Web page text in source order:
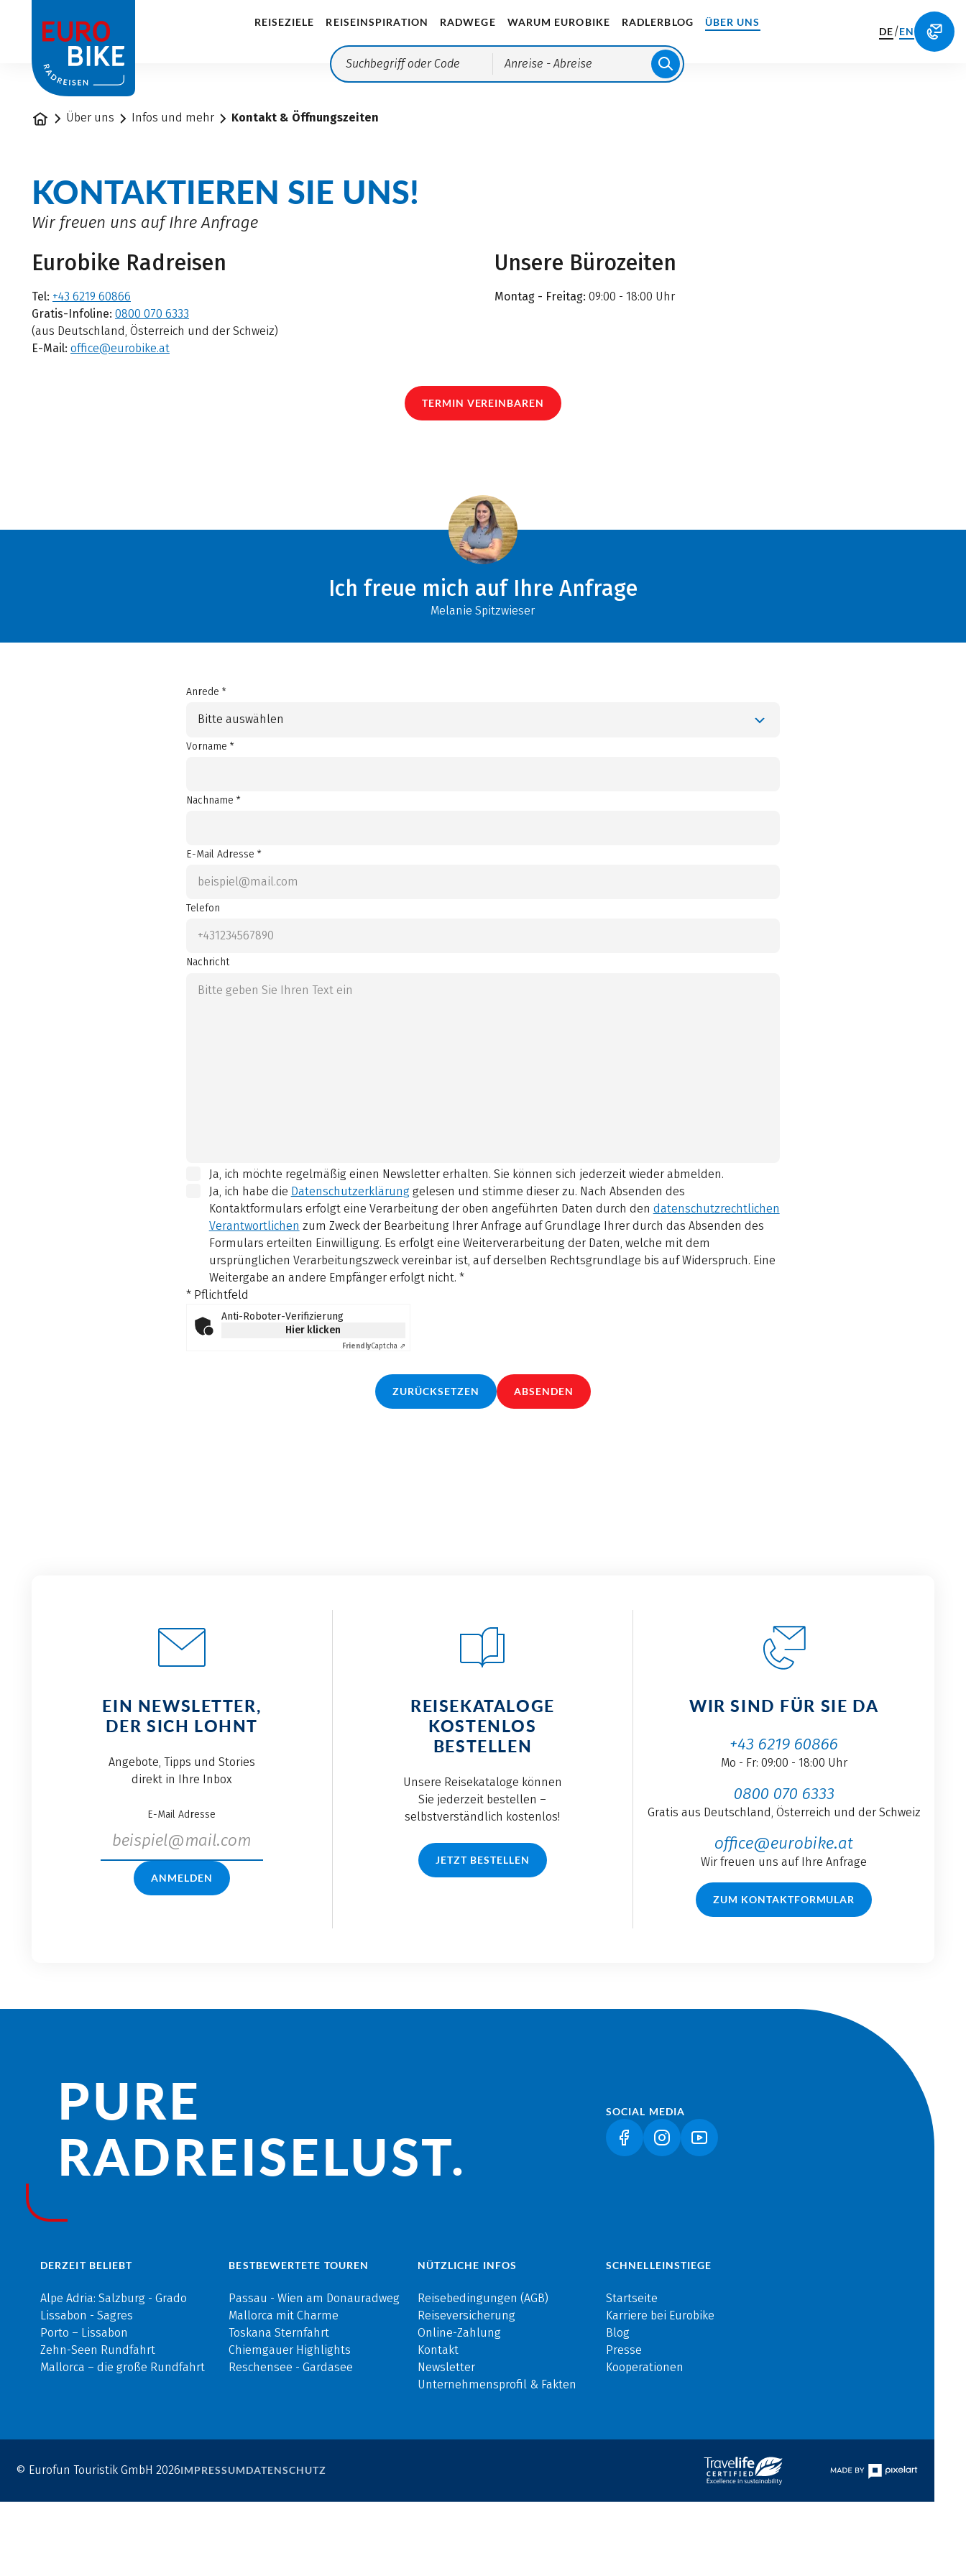
REISEZIELE REISEINSPIRATION RADWEGE WARUM EUROBIKE RADLERBLOG ÜBER UNS
Anreise - Abreise
DE/EN
StartseiteÜber uns Infos und mehr Kontakt & Öffnungszeiten
KONTAKTIEREN SIE UNS!
Wir freuen uns auf Ihre Anfrage
Eurobike Radreisen
Tel: +43 6219 60866
Gratis-Infoline: 0800 070 6333
(aus Deutschland, Österreich und der Schweiz)
E-Mail: office@eurobike.at
Unsere Bürozeiten
Montag - Freitag: 09:00 - 18:00 Uhr
TERMIN VEREINBAREN
Ich freue mich auf Ihre Anfrage
Melanie Spitzwieser
Anrede *
Bitte auswählen
Vorname *
Nachname *
E-Mail Adresse *
Telefon
Nachricht
Ja, ich möchte regelmäßig einen Newsletter erhalten. Sie können sich jederzeit wieder abmelden.
Ja, ich habe die Datenschutzerklärunggelesen und stimme dieser zu. Nach Absenden des
Kontaktformulars erfolgt eine Verarbeitung der oben angeführten Daten durch den datenschutzrechtlichen
Verantwortlichen zum Zweck der Bearbeitung Ihrer Anfrage auf Grundlage Ihrer durch das Absenden des
Formulars erteilten Einwilligung. Es erfolgt eine Weiterverarbeitung der Daten, welche mit dem
ursprünglichen Verarbeitungszweck vereinbar ist, auf derselben Rechtsgrundlage bis auf Widerspruch. Eine
Weitergabe an andere Empfänger erfolgt nicht. *
* Pflichtfeld
Anti-Roboter-Verifizierung
Hier klicken
FriendlyCaptcha ⇗
ZURÜCKSETZEN ABSENDEN
EIN NEWSLETTER,
DER SICH LOHNT
Angebote, Tipps und Stories
direkt in Ihre Inbox
E-Mail Adresse
ANMELDEN
REISEKATALOGE
KOSTENLOS
BESTELLEN
Unsere Reisekataloge können
Sie jederzeit bestellen –
selbstverständlich kostenlos!
JETZT BESTELLEN
WIR SIND FÜR SIE DA
+43 6219 60866
Mo - Fr: 09:00 - 18:00 Uhr
0800 070 6333
Gratis aus Deutschland, Österreich und der Schweiz
office@eurobike.at
Wir freuen uns auf Ihre Anfrage
ZUM KONTAKTFORMULAR
PURE
RADREISE­LUST.
SOCIAL MEDIA
(LINK ÖFFNET IN NEUEM TAB)
(LINK ÖFFNET IN NEUEM TAB)
(LINK ÖFFNET IN NEUEM TAB)
DERZEIT BELIEBT
Alpe Adria: Salzburg - Grado
Lissabon - Sagres
Porto – Lissabon
Zehn-Seen Rundfahrt
Mallorca – die große Rundfahrt
BESTBEWERTETE TOUREN
Passau - Wien am Donauradweg
Mallorca mit Charme
Toskana Sternfahrt
Chiemgauer Highlights
Reschensee - Gardasee
NÜTZLICHE INFOS
Reisebedingungen (AGB)
Reiseversicherung
Online-Zahlung
Kontakt
Newsletter
Unternehmensprofil & Fakten
SCHNELLEINSTIEGE
Startseite
Karriere bei Eurobike
Blog
Presse
Kooperationen
© Eurofun Touristik GmbH 2026IMPRESSUMDATENSCHUTZ